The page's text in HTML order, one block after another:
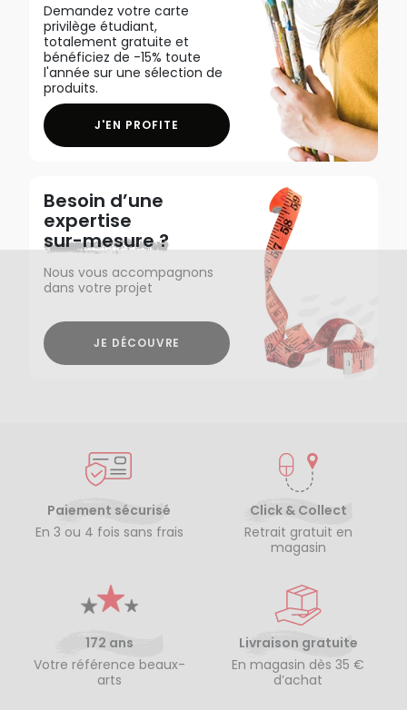
Demandez votre carte
privilège étudiant,
totalement gratuite et
bénéficiez de -15% toute
l'année sur une sélection de
produits.
J'EN PROFITE
Besoin d’une
expertise
sur-mesure ?
Nous vous accompagnons
dans votre projet
JE DÉCOUVRE
Paiement sécurisé
En 3 ou 4 fois sans frais
Click & Collect
Retrait gratuit en
magasin
172 ans
Votre référence beaux-
arts
Livraison gratuite
En magasin dès 35 €
d’achat